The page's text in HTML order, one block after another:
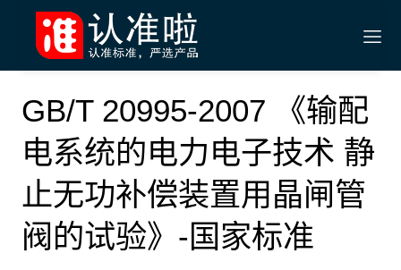
GB/T 20995-2007 《输配
电系统的电力电子技术 静
止无功补偿装置用晶闸管
阀的试验》-国家标准